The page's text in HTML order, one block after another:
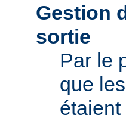
Gestion
sortie
Par le
que